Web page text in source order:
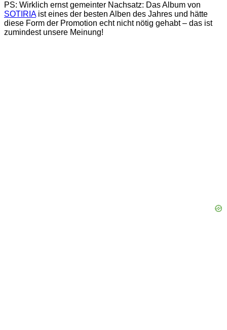
PS: Wirklich ernst gemeinter Nachsatz: Das Album von
SOTIRIAist eines der besten Alben des Jahres und hätte
diese Form der Promotion echt nicht nötig gehabt – das ist
zumindest unsere Meinung!